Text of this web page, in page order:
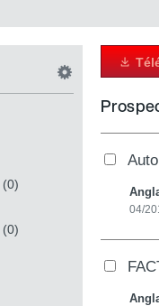
(0)
(0)
04/